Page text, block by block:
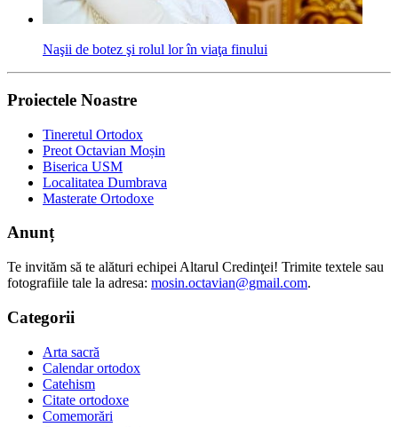
Naşii de botez şi rolul lor în viaţa finului
Proiectele Noastre
Tineretul Ortodox
Preot Octavian Moșin
Biserica USM
Localitatea Dumbrava
Masterate Ortodoxe
Anunț
Te invităm să te alături echipei Altarul Credinţei! Trimite textele sau
fotografiile tale la adresa: mosin.octavian@gmail.com.
Categorii
Arta sacră
Calendar ortodox
Catehism
Citate ortodoxe
Comemorări